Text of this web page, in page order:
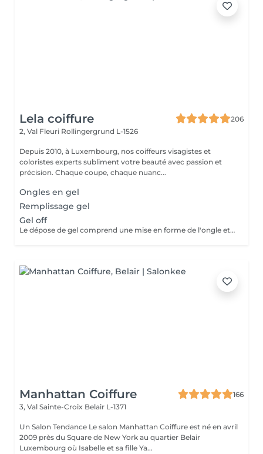
Lela coiffure
206
2, Val Fleuri Rollingergrund L-1526
Depuis 2010, à Luxembourg, nos coiffeurs visagistes et
coloristes experts subliment votre beauté avec passion et
précision. Chaque coupe, chaque nuanc...
Ongles en gel
Remplissage gel
Gel off
Le dépose de gel comprend une mise en forme de l'ongle et un vernis protecteur.
Manhattan Coiffure
166
3, Val Sainte-Croix Belair L-1371
Un Salon Tendance Le salon Manhattan Coiffure est né en avril
2009 près du Square de New York au quartier Belair
Luxembourg où Isabelle et sa fille Ya...